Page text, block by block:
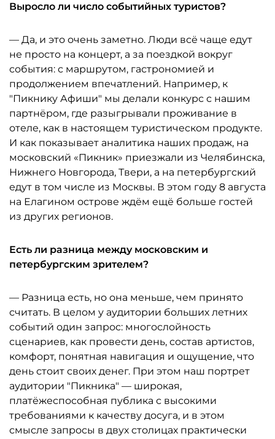
Выросло ли число событийных туристов?
— Да, и это очень заметно. Люди всё чаще едут
не просто на концерт, а за поездкой вокруг
события: с маршрутом, гастрономией и
продолжением впечатлений. Например, к
"Пикнику Афиши" мы делали конкурс с нашим
партнёром, где разыгрывали проживание в
отеле, как в настоящем туристическом продукте.
И как показывает аналитика наших продаж, на
московский «Пикник» приезжали из Челябинска,
Нижнего Новгорода, Твери, а на петербургский
едут в том числе из Москвы. В этом году 8 августа
на Елагином острове ждём ещё больше гостей
из других регионов.
Есть ли разница между московским и
петербургским зрителем?
— Разница есть, но она меньше, чем принято
считать. В целом у аудитории больших летних
событий один запрос: многослойность
сценариев, как провести день, состав артистов,
комфорт, понятная навигация и ощущение, что
день стоит своих денег. При этом наш портрет
аудитории "Пикника" — широкая,
платёжеспособная публика с высокими
требованиями к качеству досуга, и в этом
смысле запросы в двух столицах практически